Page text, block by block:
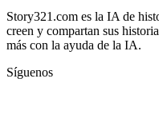
Story321.com es la IA de
creen y compartan sus
más con la ayuda de la IA.
Síguenos